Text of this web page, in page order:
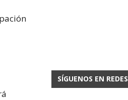
SÍGUENOS EN REDES